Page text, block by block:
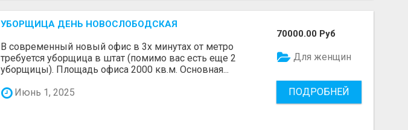
УБОРЩИЦА ДЕНЬ НОВОСЛОБОДСКАЯ
В современный новый офис в 3х минутах от метро
требуется уборщица в штат (помимо вас есть еще 2
уборщицы). Площадь офиса 2000 кв.м. Основная...
Июнь 1, 2025
70000.00 Руб
Для женщин
ПОДРОБНЕЙ